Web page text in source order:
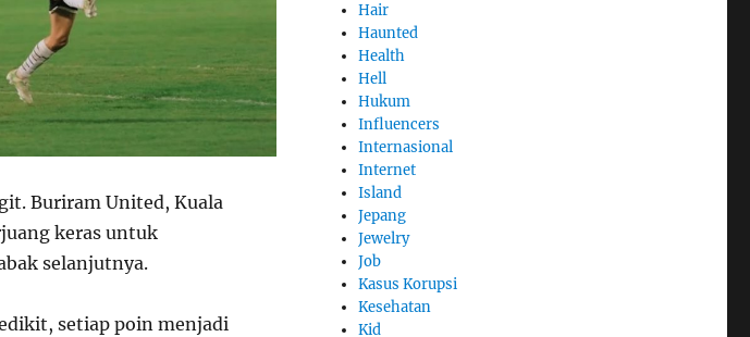
Buriram United, Kuala
keras untuk
selanjutnya.
setiap poin menjadi
Hair
Haunted
Health
Hell
Hukum
Influencers
Internasional
Internet
Island
Jepang
Jewelry
Job
Kasus Korupsi
Kesehatan
Kid